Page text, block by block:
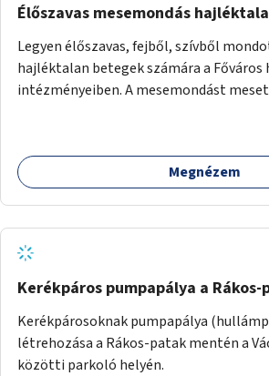
Élőszavas mesemondás
Legyen élőszavas, fejből, szívből
hajléktalan betegek számára a
intézményeiben. A mesemondást
Megnézem
Kerékpáros pumpapálya a
Kerékpárosoknak pumpapálya
létrehozása a Rákos-patak mentén a
közötti parkoló helyén.